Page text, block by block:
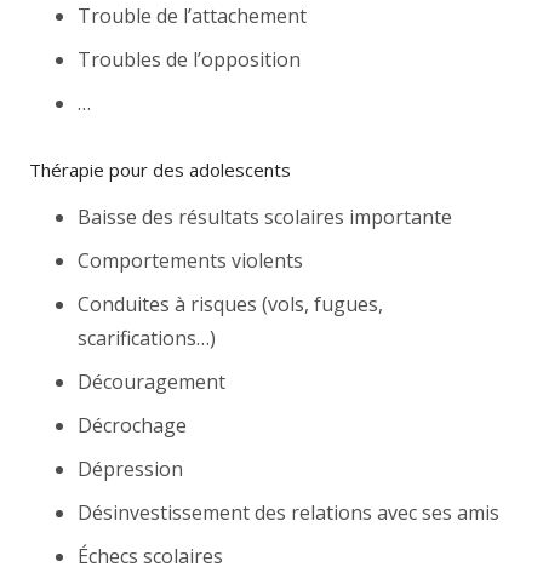
Trouble de l’attachement
Troubles de l’opposition
…
Thérapie pour des adolescents
Baisse des résultats scolaires importante
Comportements violents
Conduites à risques (vols, fugues,
scarifications…)
Découragement
Décrochage
Dépression
Désinvestissement des relations avec ses amis
Échecs scolaires